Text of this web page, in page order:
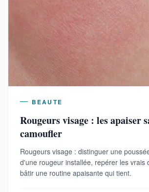
BEAUTE
Rougeurs visage : les apaiser
camoufler
Rougeurs visage : distinguer une
d'une rougeur installée, repérer les vrais
bâtir une routine apaisante qui tient.